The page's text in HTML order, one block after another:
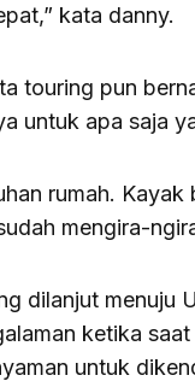
kata danny.
touring pun
untuk apa saja
rumah.
mengira-
dilanjut menuju
ketika
untuk